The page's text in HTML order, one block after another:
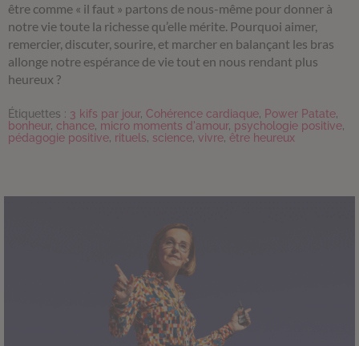
être comme « il faut » partons de nous-même pour donner à
notre vie toute la richesse qu’elle mérite. Pourquoi aimer,
remercier, discuter, sourire, et marcher en balançant les bras
allonge notre espérance de vie tout en nous rendant plus
heureux ?
Étiquettes : 3 kifs par jour, Cohérence cardiaque, Power Patate,
bonheur, chance, micro moments d'amour, psychologie positive,
pédagogie positive, rituels, science, vivre, être heureux